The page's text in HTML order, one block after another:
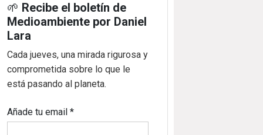
🌱 Recibe el boletín de
Medioambiente por Daniel
Lara
Cada jueves, una mirada rigurosa y
comprometida sobre lo que le
está pasando al planeta.
Añade tu email*